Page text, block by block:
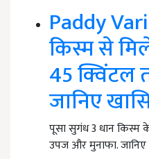
Paddy
किस्म से
45 क्विंटल
जानिए
पूसा सुगंध 3 धान किस्म
उपज और मुनाफा. जानिए